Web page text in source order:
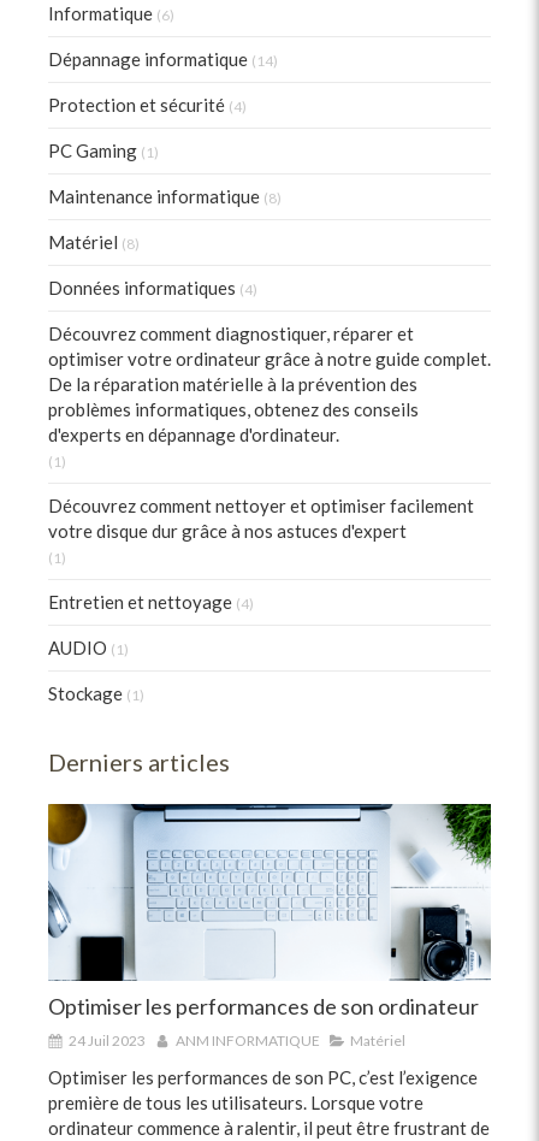
Informatique (6)
Dépannage informatique (14)
Protection et sécurité (4)
PC Gaming (1)
Maintenance informatique (8)
Matériel (8)
Données informatiques (4)
Découvrez comment diagnostiquer, réparer et
optimiser votre ordinateur grâce à notre guide complet.
De la réparation matérielle à la prévention des
problèmes informatiques, obtenez des conseils
d'experts en dépannage d'ordinateur.
(1)
Découvrez comment nettoyer et optimiser facilement
votre disque dur grâce à nos astuces d'expert
(1)
Entretien et nettoyage (4)
AUDIO (1)
Stockage (1)
Derniers articles
Optimiser les performances de son ordinateur
24 Juil 2023 ANM INFORMATIQUE Matériel
Optimiser les performances de son PC, c’est l’exigence
première de tous les utilisateurs. Lorsque votre
ordinateur commence à ralentir, il peut être frustrant de